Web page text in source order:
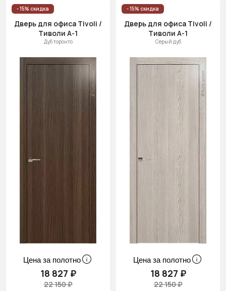
- 15% скидка
Дверь для офиса Tivoli /
Тиволи А-1
Дуб торонто
Цена за полотно
18 827 ₽
22 150 ₽
- 15% скидка
Дверь для офиса Tivoli /
Тиволи А-1
Серый дуб
Цена за полотно
18 827 ₽
22 150 ₽